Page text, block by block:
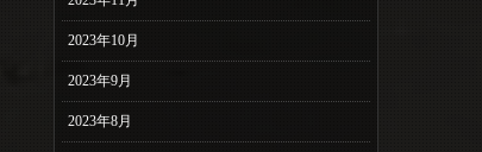
2023年10月
2023年9月
2023年8月